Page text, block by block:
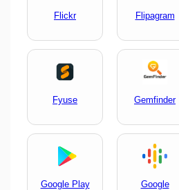
Flickr Flipagram
Fyuse Gemfinder
Google Play
Google